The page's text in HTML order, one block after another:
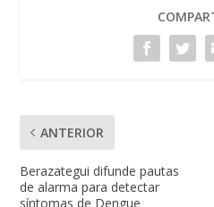
ANTERIOR
Berazategui difunde pautas
de alarma para detectar
síntomas de Dengue